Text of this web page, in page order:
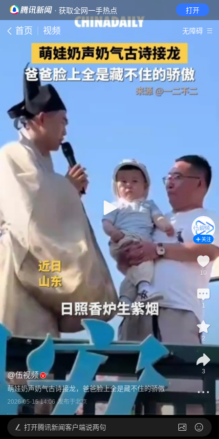
· 获取全网一手热点 打开
首页 视频 无障碍
@伍视频
萌娃奶声奶气古诗接龙，爸爸脸上全是藏不住的骄傲
2026-05-15 14:06 发布于北京
关注
10
1
2
3
打开腾讯新闻客户端说两句